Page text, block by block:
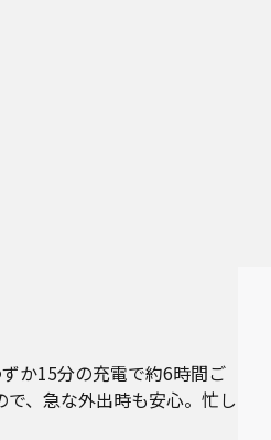
か15分の充電で約6時間ご
、急な外出時も安心。忙し